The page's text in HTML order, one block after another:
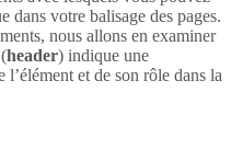
dans votre balisage des pages.
nous allons en examiner
header) indique une
et de son rôle dans la